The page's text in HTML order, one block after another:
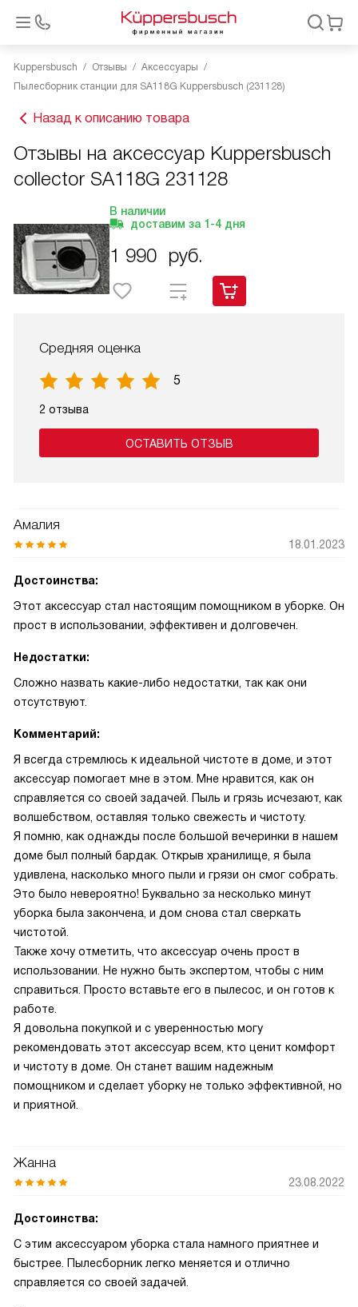
Kuppersbusch Отзывы
Аксессуары
Пылесборник станции для SA118G Kuppersbusch (231128)
Назад к описанию товара
Отзывы на аксессуар Kuppersbusch
collector SA118G 231128
В наличии
доставим за 1-4 дня
1 990 руб.
Средняя оценка
5
2 отзыва
ОСТАВИТЬ ОТЗЫВ
Амалия
18.01.2023
Достоинства:
Этот аксессуар стал настоящим помощником в уборке. Он
прост в использовании, эффективен и долговечен.
Недостатки:
Сложно назвать какие-либо недостатки, так как они
отсутствуют.
Комментарий:
Я всегда стремлюсь к идеальной чистоте в доме, и этот
аксессуар помогает мне в этом. Мне нравится, как он
справляется со своей задачей. Пыль и грязь исчезают, как
волшебством, оставляя только свежесть и чистоту.
Я помню, как однажды после большой вечеринки в нашем
доме был полный бардак. Открыв хранилище, я была
удивлена, насколько много пыли и грязи он смог собрать.
Это было невероятно! Буквально за несколько минут
уборка была закончена, и дом снова стал сверкать
чистотой.
Также хочу отметить, что аксессуар очень прост в
использовании. Не нужно быть экспертом, чтобы с ним
справиться. Просто вставьте его в пылесос, и он готов к
работе.
Я довольна покупкой и с уверенностью могу
рекомендовать этот аксессуар всем, кто ценит комфорт
и чистоту в доме. Он станет вашим надежным
помощником и сделает уборку не только эффективной, но
и приятной.
Жанна
23.08.2022
Достоинства:
С этим аксессуаром уборка стала намного приятнее и
быстрее. Пылесборник легко меняется и отлично
справляется со своей задачей.